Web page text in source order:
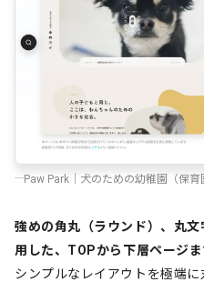
Paw Park｜犬のための幼稚園（保育
強めの角丸（ラウンド）、丸
用した、TOPから下層ページ
シンプルなレイアウトを極端